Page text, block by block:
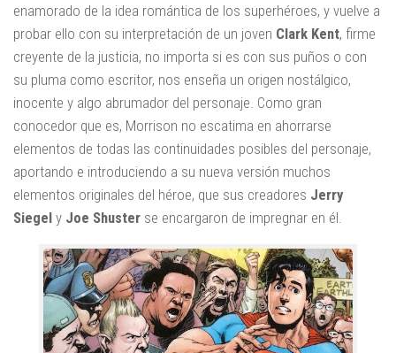
enamorado de la idea romántica de los superhéroes, y vuelve a
probar ello con su interpretación de un joven Clark Kent, firme
creyente de la justicia, no importa si es con sus puños o con
su pluma como escritor, nos enseña un origen nostálgico,
inocente y algo abrumador del personaje. Como gran
conocedor que es, Morrison no escatima en ahorrarse
elementos de todas las continuidades posibles del personaje,
aportando e introduciendo a su nueva versión muchos
elementos originales del héroe, que sus creadores Jerry
Siegel y Joe Shuster se encargaron de impregnar en él.